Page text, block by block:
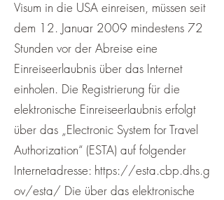
Visum in die USA einreisen, müssen seit
dem 12. Januar 2009 mindestens 72
Stunden vor der Abreise eine
Einreiseerlaubnis über das Internet
einholen. Die Registrierung für die
elektronische Einreiseerlaubnis erfolgt
über das „Electronic System for Travel
Authorization“ (ESTA) auf folgender
Internetadresse: https://esta.cbp.dhs.g
ov/esta/ Die über das elektronische